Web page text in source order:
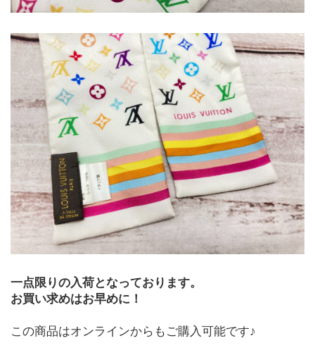
一点限りの入荷となっております。
お買い求めはお早めに！
この商品はオンラインからもご購入可能です♪